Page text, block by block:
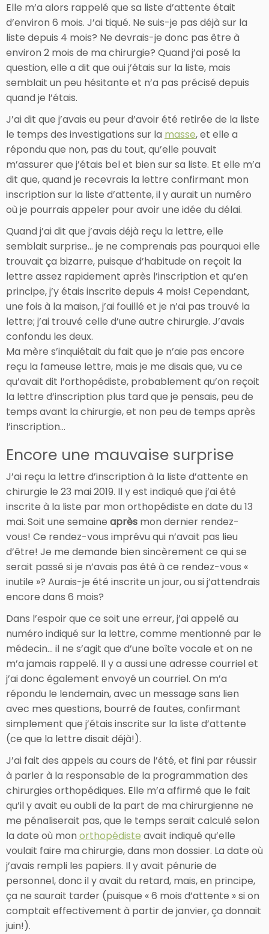
Elle m’a alors rappelé que sa liste d’attente était
d’environ 6 mois. J’ai tiqué. Ne suis-je pas déjà sur la
liste depuis 4 mois? Ne devrais-je donc pas être à
environ 2 mois de ma chirurgie? Quand j’ai posé la
question, elle a dit que oui j’étais sur la liste, mais
semblait un peu hésitante et n’a pas précisé depuis
quand je l’étais.
J’ai dit que j’avais eu peur d’avoir été retirée de la liste
le temps des investigations sur la masse, et elle a
répondu que non, pas du tout, qu’elle pouvait
m’assurer que j’étais bel et bien sur sa liste. Et elle m’a
dit que, quand je recevrais la lettre confirmant mon
inscription sur la liste d’attente, il y aurait un numéro
où je pourrais appeler pour avoir une idée du délai.
Quand j’ai dit que j’avais déjà reçu la lettre, elle
semblait surprise… je ne comprenais pas pourquoi elle
trouvait ça bizarre, puisque d’habitude on reçoit la
lettre assez rapidement après l’inscription et qu’en
principe, j’y étais inscrite depuis 4 mois! Cependant,
une fois à la maison, j’ai fouillé et je n’ai pas trouvé la
lettre; j’ai trouvé celle d’une autre chirurgie. J’avais
confondu les deux.
Ma mère s’inquiétait du fait que je n’aie pas encore
reçu la fameuse lettre, mais je me disais que, vu ce
qu’avait dit l’orthopédiste, probablement qu’on reçoit
la lettre d’inscription plus tard que je pensais, peu de
temps avant la chirurgie, et non peu de temps après
l’inscription…
Encore une mauvaise surprise
J’ai reçu la lettre d’inscription à la liste d’attente en
chirurgie le 23 mai 2019. Il y est indiqué que j’ai été
inscrite à la liste par mon orthopédiste en date du 13
mai. Soit une semaine après mon dernier rendez-
vous! Ce rendez-vous imprévu qui n’avait pas lieu
d’être! Je me demande bien sincèrement ce qui se
serait passé si je n’avais pas été à ce rendez-vous «
inutile »? Aurais-je été inscrite un jour, ou si j’attendrais
encore dans 6 mois?
Dans l’espoir que ce soit une erreur, j’ai appelé au
numéro indiqué sur la lettre, comme mentionné par le
médecin… il ne s’agit que d’une boîte vocale et on ne
m’a jamais rappelé. Il y a aussi une adresse courriel et
j’ai donc également envoyé un courriel. On m’a
répondu le lendemain, avec un message sans lien
avec mes questions, bourré de fautes, confirmant
simplement que j’étais inscrite sur la liste d’attente
(ce que la lettre disait déjà!).
J’ai fait des appels au cours de l’été, et fini par réussir
à parler à la responsable de la programmation des
chirurgies orthopédiques. Elle m’a affirmé que le fait
qu’il y avait eu oubli de la part de ma chirurgienne ne
me pénaliserait pas, que le temps serait calculé selon
la date où mon orthopédiste avait indiqué qu’elle
voulait faire ma chirurgie, dans mon dossier. La date où
j’avais rempli les papiers. Il y avait pénurie de
personnel, donc il y avait du retard, mais, en principe,
ça ne saurait tarder (puisque « 6 mois d’attente » si on
comptait effectivement à partir de janvier, ça donnait
juin!).